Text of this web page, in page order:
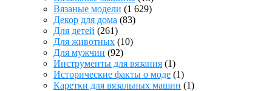
Вязаные модели (1 629)
Декор для дома (83)
Для детей (261)
Для животных (10)
Для мужчин (92)
Инструменты для вязания (1)
Исторические факты о моде (1)
Каретки для вязальных машин (1)